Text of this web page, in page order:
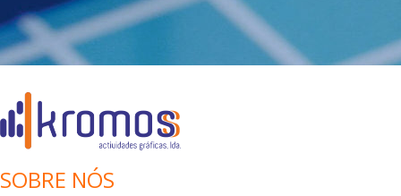
SOBRE NÓS